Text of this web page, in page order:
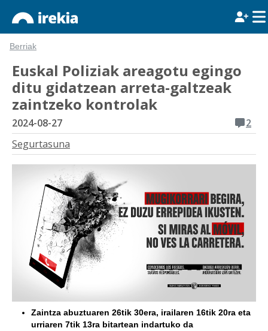
Berriak
Euskal Poliziak areagotu egingo
ditu gidatzean arreta-galtzeak
zaintzeko kontrolak
2024-08-27
2
Segurtasuna
Zaintza abuztuaren 26tik 30era, irailaren 16tik 20ra eta
urriaren 7tik 13ra bitartean indartuko da